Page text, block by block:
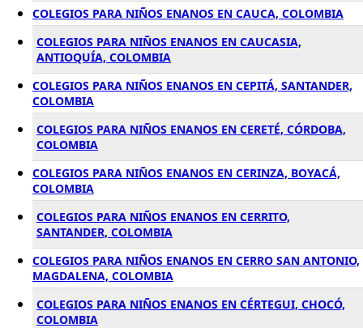
COLEGIOS PARA NIÑOS ENANOS EN CAUCA, COLOMBIA
COLEGIOS PARA NIÑOS ENANOS EN CAUCASIA,
ANTIOQUÍA, COLOMBIA
COLEGIOS PARA NIÑOS ENANOS EN CEPITÁ, SANTANDER,
COLOMBIA
COLEGIOS PARA NIÑOS ENANOS EN CERETÉ, CÓRDOBA,
COLOMBIA
COLEGIOS PARA NIÑOS ENANOS EN CERINZA, BOYACÁ,
COLOMBIA
COLEGIOS PARA NIÑOS ENANOS EN CERRITO,
SANTANDER, COLOMBIA
COLEGIOS PARA NIÑOS ENANOS EN CERRO SAN ANTONIO,
MAGDALENA, COLOMBIA
COLEGIOS PARA NIÑOS ENANOS EN CÉRTEGUI, CHOCÓ,
COLOMBIA